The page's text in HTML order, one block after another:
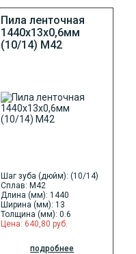
Пила ленточная
1440х13х0,6мм
(10/14) М42
Шаг зуба (дюйм): (10/14)
Сплав: M42
Длина (мм): 1440
Ширина (мм): 13
Толщина (мм): 0.6
Цена: 640,80 руб.
подробнее